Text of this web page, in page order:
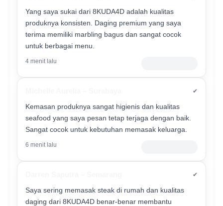
Yang saya sukai dari 8KUDA4D adalah kualitas
produknya konsisten. Daging premium yang saya
terima memiliki marbling bagus dan sangat cocok
untuk berbagai menu.
4 menit lalu
✔
Kemasan produknya sangat higienis dan kualitas
seafood yang saya pesan tetap terjaga dengan baik.
Sangat cocok untuk kebutuhan memasak keluarga.
6 menit lalu
✔
Saya sering memasak steak di rumah dan kualitas
daging dari 8KUDA4D benar-benar membantu